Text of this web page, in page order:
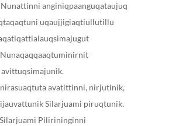
anginiqpaanguqataujuq
uqaujjigiaqtiullutillu
avatittinni, nirjutinik,
Silarjuami piruqtunik.
Pilirininginni